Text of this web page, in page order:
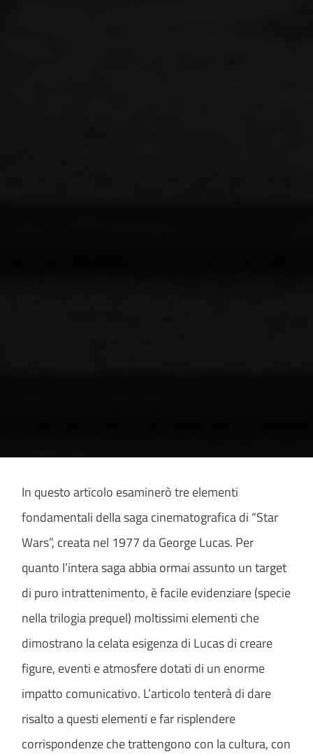
In questo articolo esaminerò tre elementi
fondamentali della saga cinematografica di “Star
Wars”, creata nel 1977 da George Lucas. Per
quanto l’intera saga abbia ormai assunto un target
di puro intrattenimento, è facile evidenziare (specie
nella trilogia prequel) moltissimi elementi che
dimostrano la celata esigenza di Lucas di creare
figure, eventi e atmosfere dotati di un enorme
impatto comunicativo. L’articolo tenterà di dare
risalto a questi elementi e far risplendere
corrispondenze che trattengono con la cultura, con